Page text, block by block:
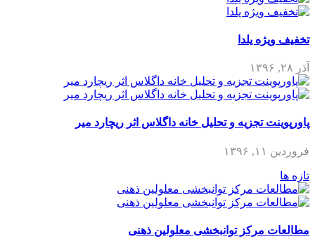
تخفیف ویژه یلدا
آذر ۲۸, ۱۳۹۶
پاورپوینت تجزیه و تحلیل خانه داگلاس اثر ریچارد میر
فروردین ۱۱, ۱۳۹۶
تازه ها
مطالعات مرکز توانبخشی معلولین ذهنی